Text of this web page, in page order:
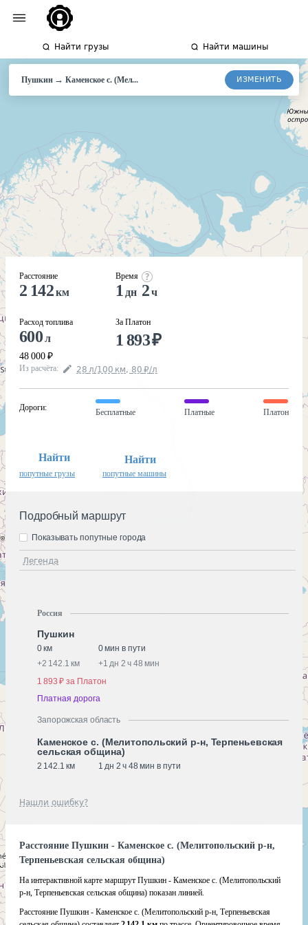
Найти грузы Найти машины
Пушкин→Каменскоес. (Мел... ИЗМЕНИТЬ
Расстояние
2 142км
Расход топлива
600л
48 000 ₽
Время
1 дн 2 ч
За Платон
1 893₽
Из расчёта: 28 л/100 км, 80 ₽/л
Дороги:
Бесплатные Платные Платон
Найти
попутные грузы
Найти
попутные машины
Подробный маршрут
Легенда
Показывать попутные города
Россия
Пушкин
0 км
0 мин в пути
+2 142.1 км +1 дн 2 ч 48 мин
1 893 ₽ за Платон
Платная дорога
Запорожская область
Каменское с. (Мелитопольский р-н, Терпеньевская
сельская община)
2 142.1 км 1 дн 2 ч 48 мин в пути
Нашли ошибку?
Расстояние Пушкин - Каменское с. (Мелитопольский р-н,
Терпеньевская сельская община)
На интерактивной карте маршрут Пушкин - Каменское с. (Мелитопольский
р-н, Терпеньевская сельская община) показан линией.
Расстояние Пушкин - Каменское с. (Мелитопольский р-н, Терпеньевская